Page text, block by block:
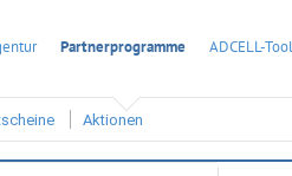
Partnerprogramme ADCELL-
Aktionen